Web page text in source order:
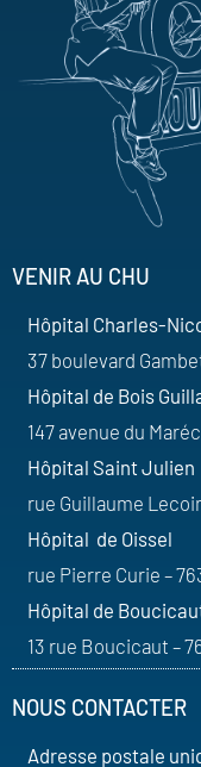
VENIR AU CHU
Hôpital Charles-
37 boulevard
Hôpital de Bois
147 avenue du
Hôpital Saint Julien
rue Guillaume
Hôpital de Oissel
rue Pierre Curie –
Hôpital de
13 rue Boucicaut –
NOUS CONTACTER
Adresse postale